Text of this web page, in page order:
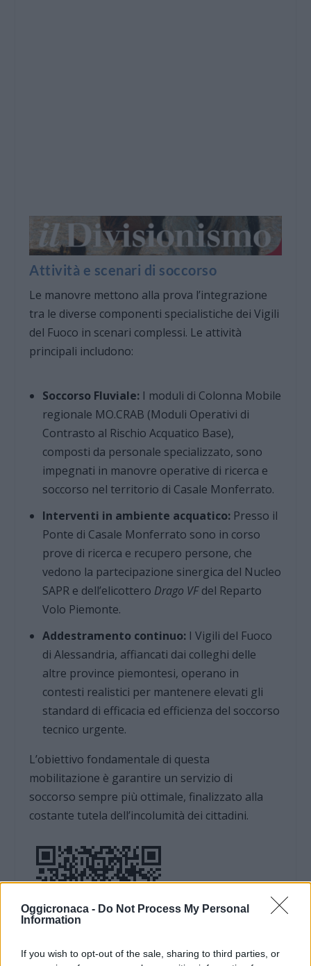
Oggicronaca - Do Not Process My Personal
Information
If you wish to opt-out of the sale, sharing to third parties, or
Attività e scenari di soccorso
Le manovre mettono alla prova l’integrazione
tra le diverse componenti specialistiche dei Vigili
del Fuoco in scenari complessi. Le attività
principali includono:
Soccorso Fluviale:I moduli di Colonna Mobile
regionale MO.CRAB (Moduli Operativi di
Contrasto al Rischio Acquatico Base),
composti da personale specializzato, sono
impegnati in manovre operative di ricerca e
soccorso nel territorio di Casale Monferrato.
Interventi in ambiente acquatico:Presso il
Ponte di Casale Monferrato sono in corso
prove di ricerca e recupero persone, che
vedono la partecipazione sinergica del Nucleo
SAPR e dell’elicottero Drago VFdel Reparto
Volo Piemonte.
Addestramento continuo:I Vigili del Fuoco
di Alessandria, affiancati dai colleghi delle
altre province piemontesi, operano in
contesti realistici per mantenere elevati gli
standard di efficacia ed efficienza del soccorso
tecnico urgente.
L’obiettivo fondamentale di questa
mobilitazione è garantire un servizio di
soccorso sempre più ottimale, finalizzato alla
costante tutela dell’incolumità dei cittadini.